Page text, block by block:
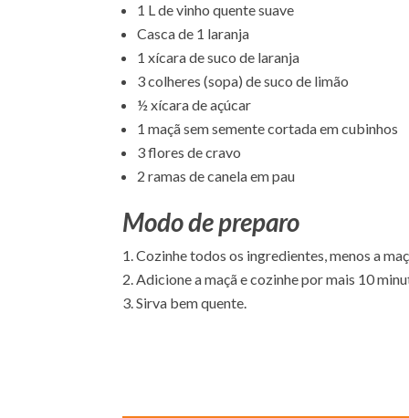
1 L de vinho quente suave
Casca de 1 laranja
1 xícara de suco de laranja
3 colheres (sopa) de suco de limão
½ xícara de açúcar
1 maçã sem semente cortada em cubinhos
3 flores de cravo
2 ramas de canela em pau
Modo de preparo
Cozinhe todos os ingredientes, menos a
Adicione a maçã e cozinhe por mais 10
Sirva bem quente.